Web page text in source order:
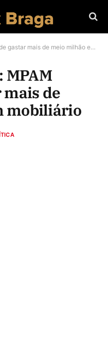
mais de meio milhão em mobiliário
MPAM
de
mobiliário